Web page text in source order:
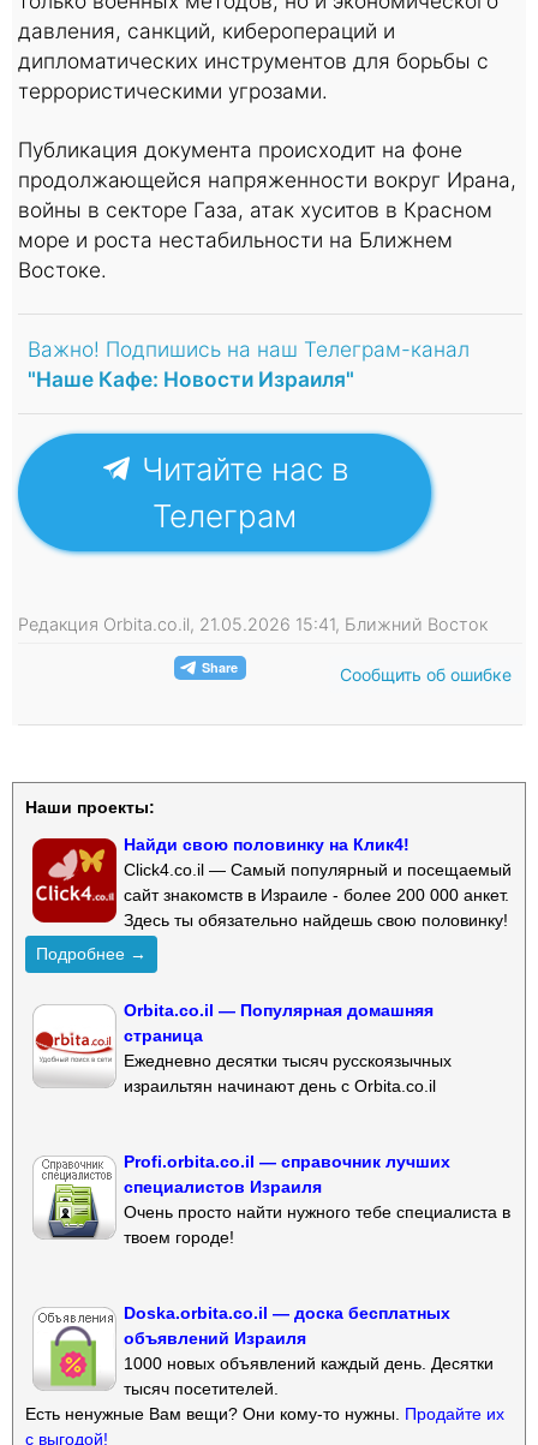
давления, санкций, киберопераций и
дипломатических инструментов для борьбы с
террористическими угрозами.
Публикация документа происходит на фоне
продолжающейся напряженности вокруг Ирана,
войны в секторе Газа, атак хуситов в Красном
море и роста нестабильности на Ближнем
Востоке.
Важно! Подпишись на наш Телеграм-канал
"Наше Кафе: Новости Израиля"
Читайте нас в
Телеграм
Редакция Orbita.co.il, 21.05.2026 15:41, Ближний Восток
Сообщить об ошибке
Наши проекты:
Найди свою половинку на Клик4!
Click4.co.il — Самый популярный и посещаемый
сайт знакомств в Израиле - более 200 000 анкет.
Здесь ты обязательно найдешь свою половинку!
Подробнее →
Orbita.co.il — Популярная домашняя
страница
Ежедневно десятки тысяч русскоязычных
израильтян начинают день с Orbita.co.il
Profi.orbita.co.il — справочник лучших
специалистов Израиля
Очень просто найти нужного тебе специалиста в
твоем городе!
Doska.orbita.co.il — доска бесплатных
объявлений Израиля
1000 новых объявлений каждый день. Десятки
тысяч посетителей.
Есть ненужные Вам вещи? Они кому-то нужны. Продайте их
с выгодой!